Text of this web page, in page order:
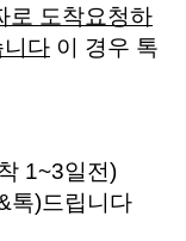
로 도착요청하
니다 이 경우 톡
1~3일전)
톡)드립니다